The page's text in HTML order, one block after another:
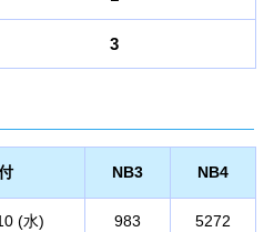
3
NB3 NB4
(水) 983 5272